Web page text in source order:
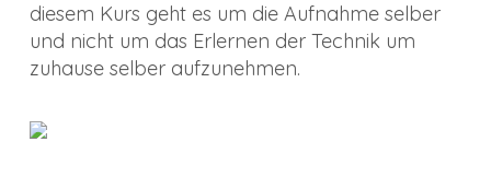
diesem Kurs geht es um die Aufnahme selber
und nicht um das Erlernen der Technik um
zuhause selber aufzunehmen.